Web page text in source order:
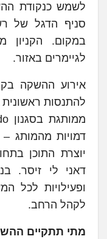
לשמש כנקודת
במקום. הקניון
לגיימרים באזור.
אירוע ההשקה
להתנסות
דמויות מהמותג
דאני לי זיסר.
ופעילויות לכל
לקהל הרחב.
מתי תתקיים